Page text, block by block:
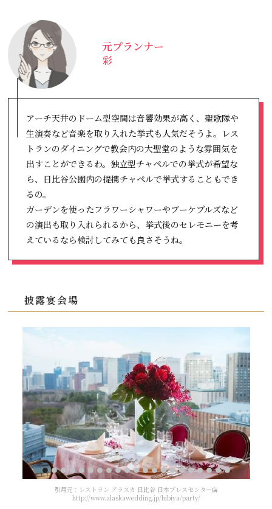
アーチ天井のドーム型空間は音響効果が高く、聖歌隊や
生演奏など音楽を取り入れた挙式も人気だそうよ。レス
トランのダイニングで教会内の大聖堂のような雰囲気を
出すことができるわ。独立型チャペルでの挙式が希望な
ら、日比谷公園内の提携チャペルで挙式することもでき
るの。
ガーデンを使ったフラワーシャワーやブーケプルズなど
の演出も取り入れられるから、挙式後のセレモニーを考
えているなら検討してみても良さそうね。
元プランナー
彩
披露宴会場
引用元：レストラン アラスカ 日比谷 日本プレスセンター店
http://www.alaskawedding.jp/hibiya/party/